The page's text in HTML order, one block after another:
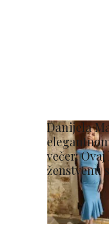
Danijela
večer:
ženstvenu